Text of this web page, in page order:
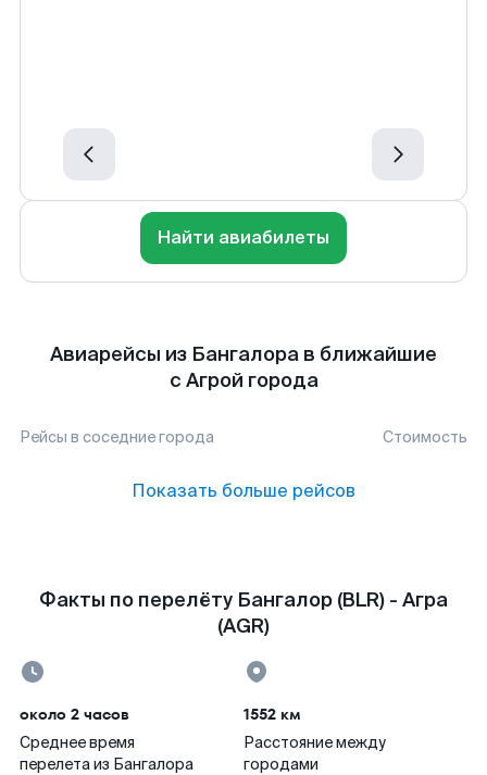
Найти авиабилеты
Авиарейсы из Бангалора в ближайшие
с Агрой города
Рейсы в соседние города Стоимость
Показать больше рейсов
Факты по перелёту Бангалор (BLR) - Агра
(AGR)
около 2 часов
Среднее время
перелета из Бангалора
1552 км
Расстояние между
городами